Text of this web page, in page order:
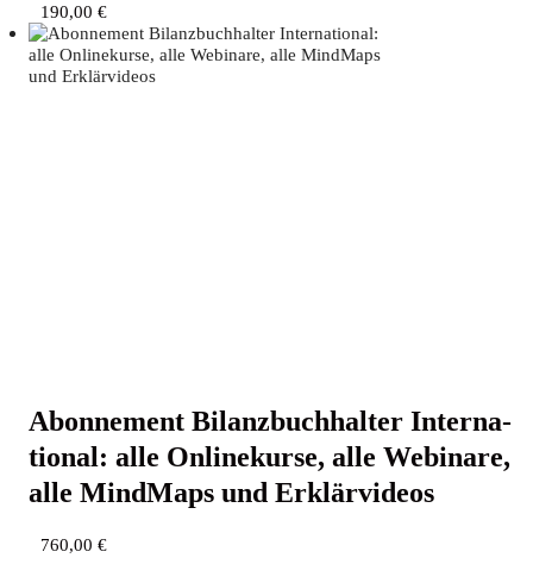
190,00 €
Abon­ne­ment Bilanz­buch­hal­ter Inter­na­
tio­nal: alle Online­kur­se, alle Web­i­na­re,
alle Mind­Maps und Erklärvideos
760,00 €